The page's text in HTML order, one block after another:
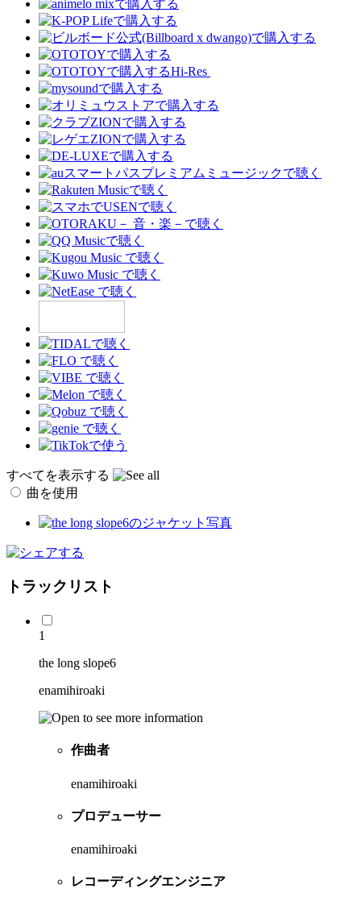
Hi-Res
すべてを表示する
曲を使用
トラックリスト
1
the long slope6
enamihiroaki
作曲者
enamihiroaki
プロデューサー
enamihiroaki
レコーディングエンジニア